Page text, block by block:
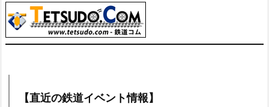
【直近の鉄道イベント情報】